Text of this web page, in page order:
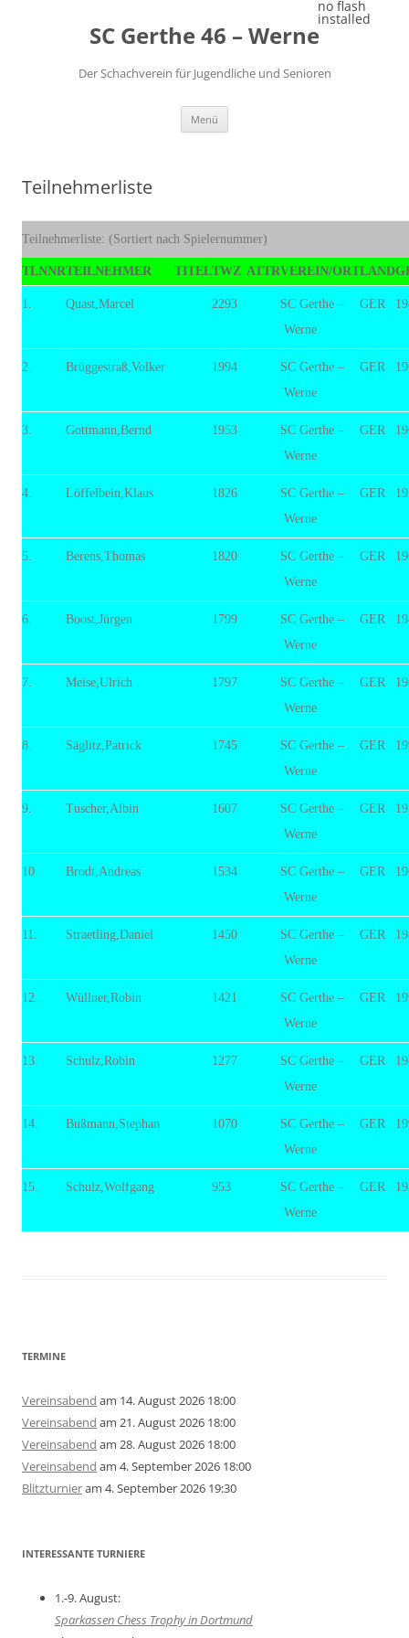
SC Gerthe 46 – Werne
Der Schachverein für Jugendliche und Senioren
Menü
Teilnehmerliste
Teilnehmerliste: (Sortiert nach Spielernummer)
TLNNRTEILNEHMER TITELTWZ ATTRVEREIN/ORTLAND
1. Quast,Marcel 2293
SC Gerthe –
Werne
GER
2. Brüggestraß,Volker 1994
SC Gerthe –
Werne
GER
3. Gottmann,Bernd 1953
SC Gerthe –
Werne
GER
4. Löffelbein,Klaus 1826
SC Gerthe –
Werne
GER
5. Berens,Thomas 1820
SC Gerthe –
Werne
GER
6. Boost,Jürgen 1799
SC Gerthe –
Werne
GER
7. Meise,Ulrich 1797
SC Gerthe –
Werne
GER
8. Säglitz,Patrick 1745
SC Gerthe –
Werne
GER
9. Tuscher,Albin 1607
SC Gerthe –
Werne
GER
10. Brodt,Andreas 1534
SC Gerthe –
Werne
GER
11. Straetling,Daniel 1450
SC Gerthe –
Werne
GER
12. Wüllner,Robin 1421
SC Gerthe –
Werne
GER
13. Schulz,Robin 1277
SC Gerthe –
Werne
GER
14. Bußmann,Stephan 1070
SC Gerthe –
Werne
GER
15. Schulz,Wolfgang 953
SC Gerthe –
Werne
GER
TERMINE
Vereinsabend am 14. August 2026 18:00
Vereinsabend am 21. August 2026 18:00
Vereinsabend am 28. August 2026 18:00
Vereinsabend am 4. September 2026 18:00
Blitzturnieram 4. September 2026 19:30
INTERESSANTE TURNIERE
1.-9. August:
Sparkassen Chess Trophy in Dortmund
no flash
installed